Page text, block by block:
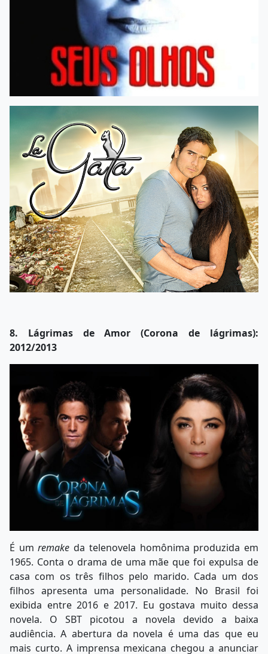
8. Lágrimas de Amor (Corona de lágrimas):
2012/2013
É umremake da telenovela homônima produzida em
1965. Conta o drama de uma mãe que foi expulsa de
casa com os três filhos pelo marido. Cada um dos
filhos apresenta uma personalidade. No Brasil foi
exibida entre 2016 e 2017. Eu gostava muito dessa
novela. O SBT picotou a novela devido a baixa
audiência. A abertura da novela é uma das que eu
mais curto. A imprensa mexicana chegou a anunciar